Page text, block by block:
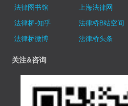
法律图书馆 上海法律网
法律桥-知乎
法律桥B站空间
法律桥微博
法律桥头条
关注&咨询